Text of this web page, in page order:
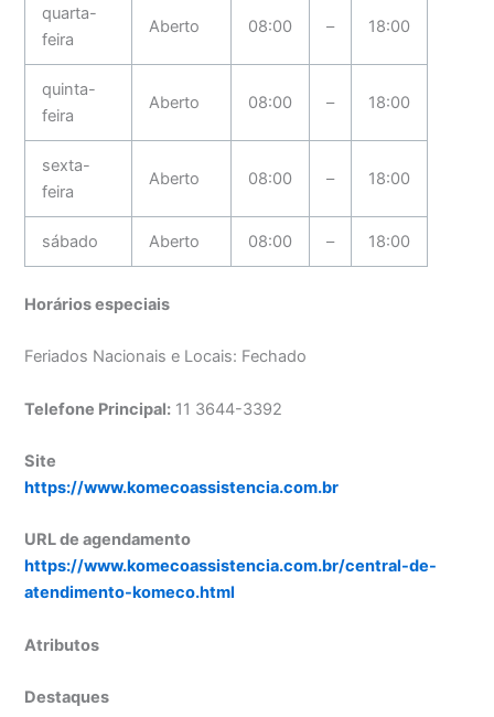
quarta-
feira
Aberto 08:00 – 18:00
quinta-
feira
Aberto 08:00 – 18:00
sexta-
feira
Aberto 08:00 – 18:00
sábado Aberto 08:00 – 18:00
Horários especiais
Feriados Nacionais e Locais: Fechado
Telefone Principal: 11 3644-3392
Site
https://www.komecoassistencia.com.br
URL de agendamento
https://www.komecoassistencia.com.br/central-de-
atendimento-komeco.html
Atributos
Destaques